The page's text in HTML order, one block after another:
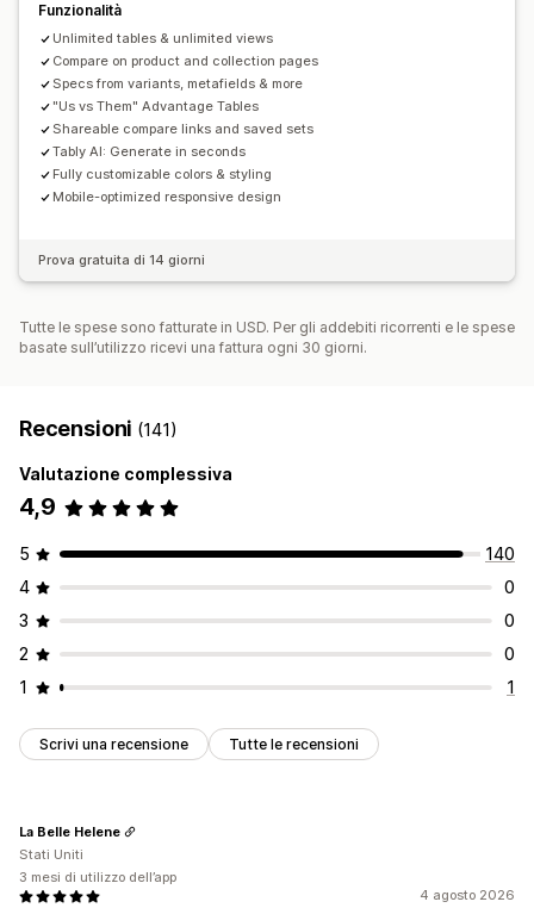
Funzionalità
Unlimited tables & unlimited views
Compare on product and collection pages
Specs from variants, metafields & more
"Us vs Them" Advantage Tables
Shareable compare links and saved sets
Tably AI: Generate in seconds
Fully customizable colors & styling
Mobile-optimized responsive design
Prova gratuita di 14 giorni
Tutte le spese sono fatturate in USD. Per gli addebiti ricorrenti e le spese
basate sull’utilizzo ricevi una fattura ogni 30 giorni.
Recensioni (141)
Valutazione complessiva
4,9
5
140
4
0
3
0
2
0
1
1
Scrivi una recensione Tutte le recensioni
4 agosto 2026
La Belle Helene
Stati Uniti
3 mesi di utilizzo dell’app